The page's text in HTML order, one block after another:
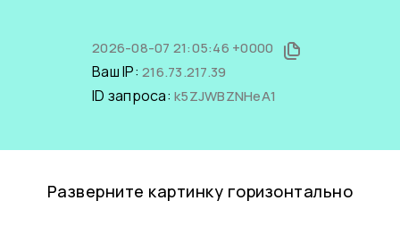
2026-08-07 21:05:46 +0000
Ваш IP: 216.73.217.39
ID запроса: k5ZJWBZNHeA1
Разверните картинку горизонтально